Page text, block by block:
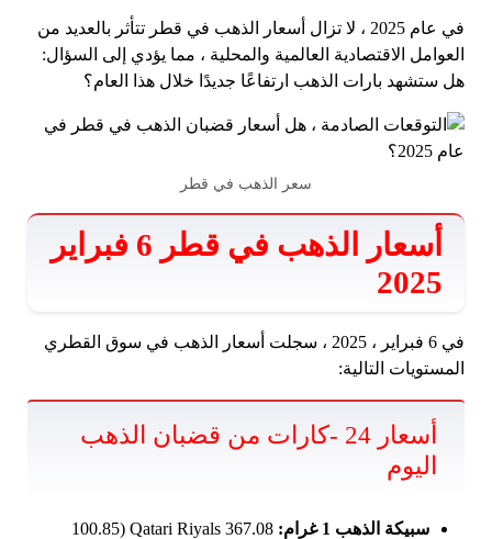
في عام 2025 ، لا تزال أسعار الذهب في قطر تتأثر بالعديد من
العوامل الاقتصادية العالمية والمحلية ، مما يؤدي إلى السؤال:
هل ستشهد بارات الذهب ارتفاعًا جديدًا خلال هذا العام؟
سعر الذهب في قطر
أسعار الذهب في قطر 6 فبراير
2025
في 6 فبراير ، 2025 ، سجلت أسعار الذهب في سوق القطري
المستويات التالية:
أسعار 24 -كارات من قضبان الذهب
اليوم
سبيكة الذهب 1 غرام:
367.08 Qatari Riyals (100.85